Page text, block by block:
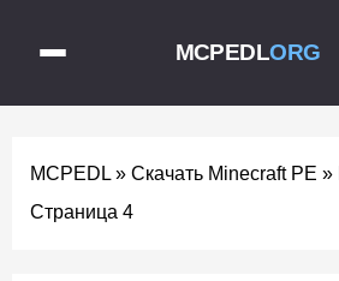
MCPEDLORG
MCPEDL » Скачать Minecraft PE »
Страница 4